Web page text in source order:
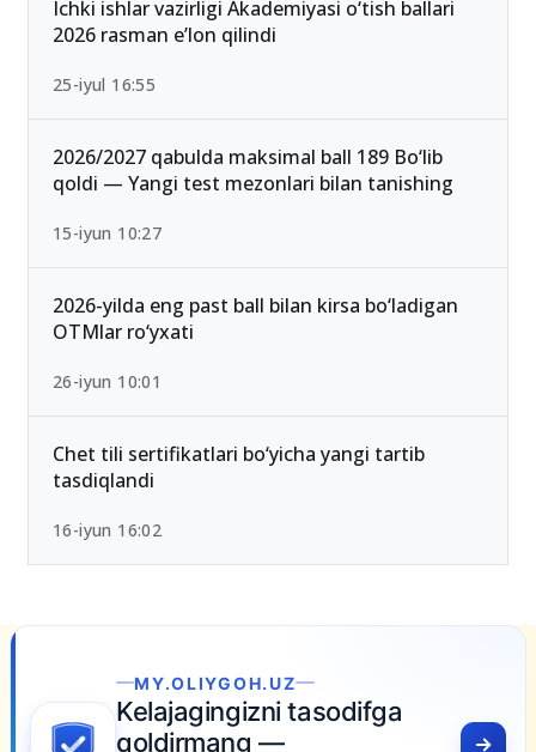
13-iyun 00:02
Ichki ishlar vazirligi Akademiyasi o‘tish ballari
2026 rasman e’lon qilindi
25-iyul 16:55
2026/2027 qabulda maksimal ball 189 Bo‘lib
qoldi — Yangi test mezonlari bilan tanishing
15-iyun 10:27
2026-yilda eng past ball bilan kirsa bo‘ladigan
OTMlar ro‘yxati
26-iyun 10:01
Chet tili sertifikatlari bo‘yicha yangi tartib
tasdiqlandi